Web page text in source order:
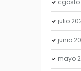
agosto
julio
junio
mayo